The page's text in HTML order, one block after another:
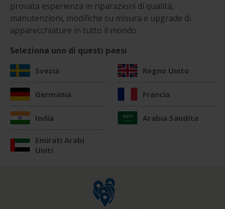
provata esperienza in riparazioni di qualità,
manutenzioni, modifiche su misura e upgrade di
apparecchiature in tutto il mondo.
Seleziona uno di questi paesi
Svezia Regno Unito
Germania Francia
India Arabia Saudita
Emirati Arabi
Uniti